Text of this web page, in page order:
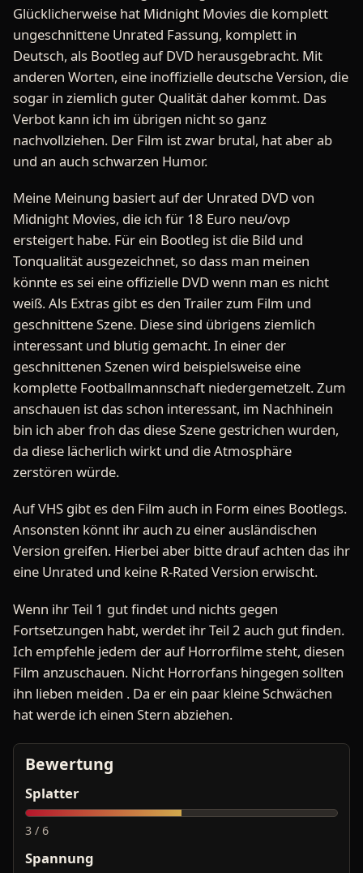
Glücklicherweise hat Midnight Movies die komplett
ungeschnittene Unrated Fassung, komplett in
Deutsch, als Bootleg auf DVD herausgebracht. Mit
anderen Worten, eine inoffizielle deutsche Version, die
sogar in ziemlich guter Qualität daher kommt. Das
Verbot kann ich im übrigen nicht so ganz
nachvollziehen. Der Film ist zwar brutal, hat aber ab
und an auch schwarzen Humor.
Meine Meinung basiert auf der Unrated DVD von
Midnight Movies, die ich für 18 Euro neu/ovp
ersteigert habe. Für ein Bootleg ist die Bild und
Tonqualität ausgezeichnet, so dass man meinen
könnte es sei eine offizielle DVD wenn man es nicht
weiß. Als Extras gibt es den Trailer zum Film und
geschnittene Szene. Diese sind übrigens ziemlich
interessant und blutig gemacht. In einer der
geschnittenen Szenen wird beispielsweise eine
komplette Footballmannschaft niedergemetzelt. Zum
anschauen ist das schon interessant, im Nachhinein
bin ich aber froh das diese Szene gestrichen wurden,
da diese lächerlich wirkt und die Atmosphäre
zerstören würde.
Auf VHS gibt es den Film auch in Form eines Bootlegs.
Ansonsten könnt ihr auch zu einer ausländischen
Version greifen. Hierbei aber bitte drauf achten das ihr
eine Unrated und keine R-Rated Version erwischt.
Wenn ihr Teil 1 gut findet und nichts gegen
Fortsetzungen habt, werdet ihr Teil 2 auch gut finden.
Ich empfehle jedem der auf Horrorfilme steht, diesen
Film anzuschauen. Nicht Horrorfans hingegen sollten
ihn lieben meiden . Da er ein paar kleine Schwächen
hat werde ich einen Stern abziehen.
Bewertung
Splatter
3 / 6
Spannung